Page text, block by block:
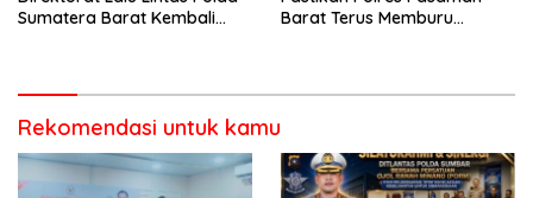
Sumatera Barat Kembali
Barat Terus Memburu
Rekomendasi untuk kamu